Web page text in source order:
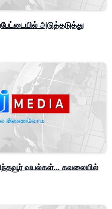
அடுத்தடுத்து
வயல்கள்... கவலையில்